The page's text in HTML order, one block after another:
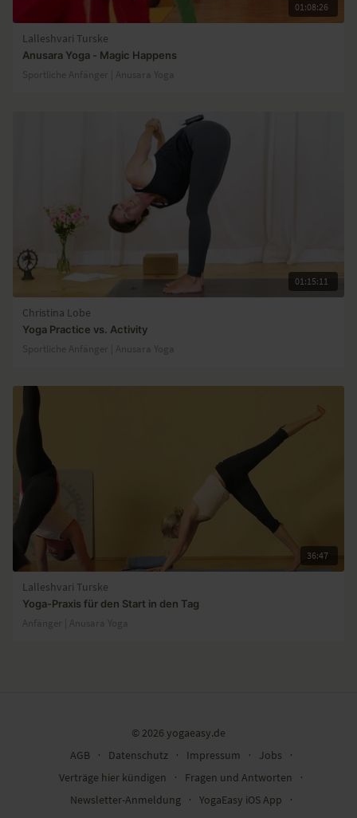
01:08:26
Lalleshvari Turske
Anusara Yoga - Magic Happens
Sportliche Anfänger | Anusara Yoga
01:15:11
Christina Lobe
Yoga Practice vs. Activity
Sportliche Anfänger | Anusara Yoga
36:47
Lalleshvari Turske
Yoga-Praxis für den Start in den Tag
Anfänger | Anusara Yoga
© 2026 yogaeasy.de
AGB
∙ Datenschutz ∙ Impressum ∙ Jobs
∙
Verträge hier kündigen
∙ Fragen und Antworten
∙
Newsletter-Anmeldung
∙ YogaEasy iOS App
∙